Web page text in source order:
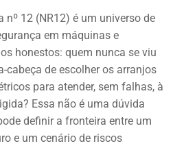
nº 12 (NR12) é um universo de
em máquinas e
honestos: quem nunca se viu
cabeça de escolher os arranjos
para atender, sem falhas, à
Essa não é uma dúvida
definir a fronteira entre um
e um cenário de riscos